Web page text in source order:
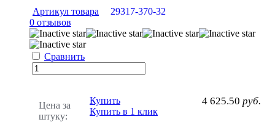
Артикул товара
29317-370-32
0 отзывов
Сравнить
Цена за
штуку:
4 625.50 руб.
Купить
Купить в 1 клик